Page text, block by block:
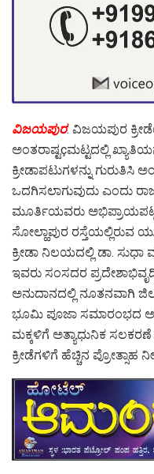
ವಿಜಯಪುರ: ವಿಜಯಪುರ
ಅಂತರಾಷ್ಟçಮಟ್ಟದಲ್ಲಿ
ಕ್ರೀಡಾಪಟುಗಳನ್ನು
ಒದಗಿಸಲಾಗುವುದು ಎಂದು
ಮೂರ್ತಿಯವರು
ಸೋಲ್ಹಾಪುರ ರಸ್ತೆಯಲ್ಲಿರುವ
ಕ್ರೀಡಾ ನಿಲಯದಲ್ಲಿ ಡಾ.
ಇವರು ಸಂಸದರ
ಅನುದಾನದಲ್ಲಿ ನೂತನವಾಗಿ
ಭೂಮಿ ಪೂಜಾ ಸಮಾರಂಭದ
ಮಕ್ಕಳಿಗೆ ಅತ್ಯಾಧುನಿಕ
ಕ್ರೀಡೆಗಳಿಗೆ ಹೆಚ್ಚಿನ ಪ್ರೋತ್ಸಾಹ